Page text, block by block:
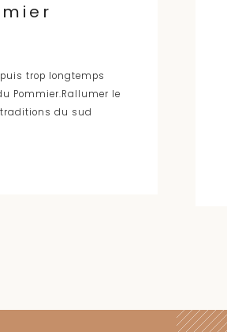
trop longtemps
Pommier.Rallumer le
du sud